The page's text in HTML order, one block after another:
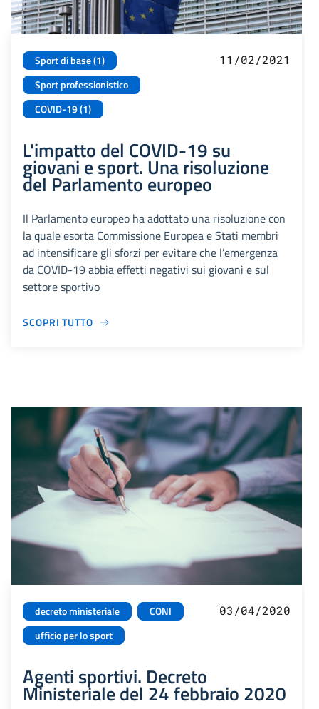
Sport di base (1)
Sport professionistico
COVID-19 (1)
11/02/2021
L'impatto del COVID-19 su
giovani e sport. Una risoluzione
del Parlamento europeo
Il Parlamento europeo ha adottato una risoluzione con
la quale esorta Commissione Europea e Stati membri
ad intensificare gli sforzi per evitare che l’emergenza
da COVID-19 abbia effetti negativi sui giovani e sul
settore sportivo
SCOPRI TUTTO
decreto ministeriale
CONI
ufficio per lo sport
03/04/2020
Agenti sportivi. Decreto
Ministeriale del 24 febbraio 2020